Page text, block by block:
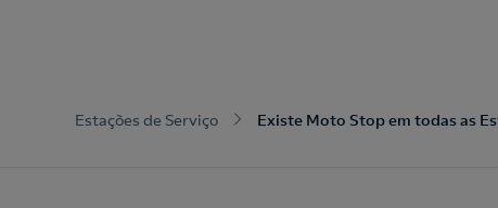
Estações de Serviço Existe Moto Stop em todas as